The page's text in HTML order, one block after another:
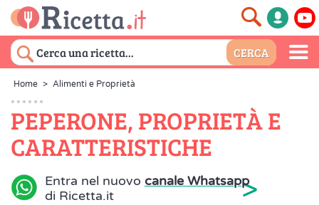
Home > Alimenti e Proprietà
PEPERONE, PROPRIETÀ E
CARATTERISTICHE
Entra nel nuovo canale Whatsapp
di Ricetta.it
>